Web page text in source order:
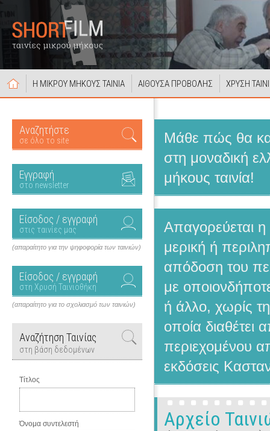
Η ΜΙΚΡΟΥ ΜΗΚΟΥΣ ΤΑΙΝΙΑ ΑΙΘΟΥΣΑ ΠΡΟΒΟΛΗΣ ΧΡΥΣΗ
Αναζητήστε
σε όλο το site
Εγγραφή
στο newsletter
Είσοδος / εγγραφή
στις ταινίες μας
(απαραίτητο για την ψηφοφορία των ταινιών)
Είσοδος / εγγραφή
στη Χρυσή Ταινιοθήκη
(απαραίτητο για το σχολιασμό των ταινιών)
Αναζήτηση Ταινίας
στη βάση δεδομένων
Τίτλος
Όνομα συντελεστή
Μάθε πώς θα
στη μοναδική
μήκους ταινία!
Απαγορεύεται
μερική ή
απόδοση του
με
ή άλλο, χωρίς
οποία διαθέτει
περιεχομένου
εκδόσεις
Αρχείο